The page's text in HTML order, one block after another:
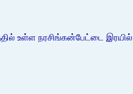
உள்ள நரசிங்கன்பேட்டை இரயில்